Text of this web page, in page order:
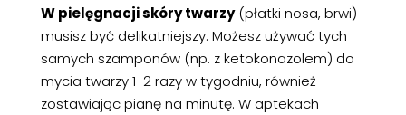
W pielęgnacji skóry twarzy(płatki nosa, brwi)
musisz być delikatniejszy. Możesz używać tych
samych szamponów (np. z ketokonazolem) do
mycia twarzy 1-2 razy w tygodniu, również
zostawiając pianę na minutę. W aptekach